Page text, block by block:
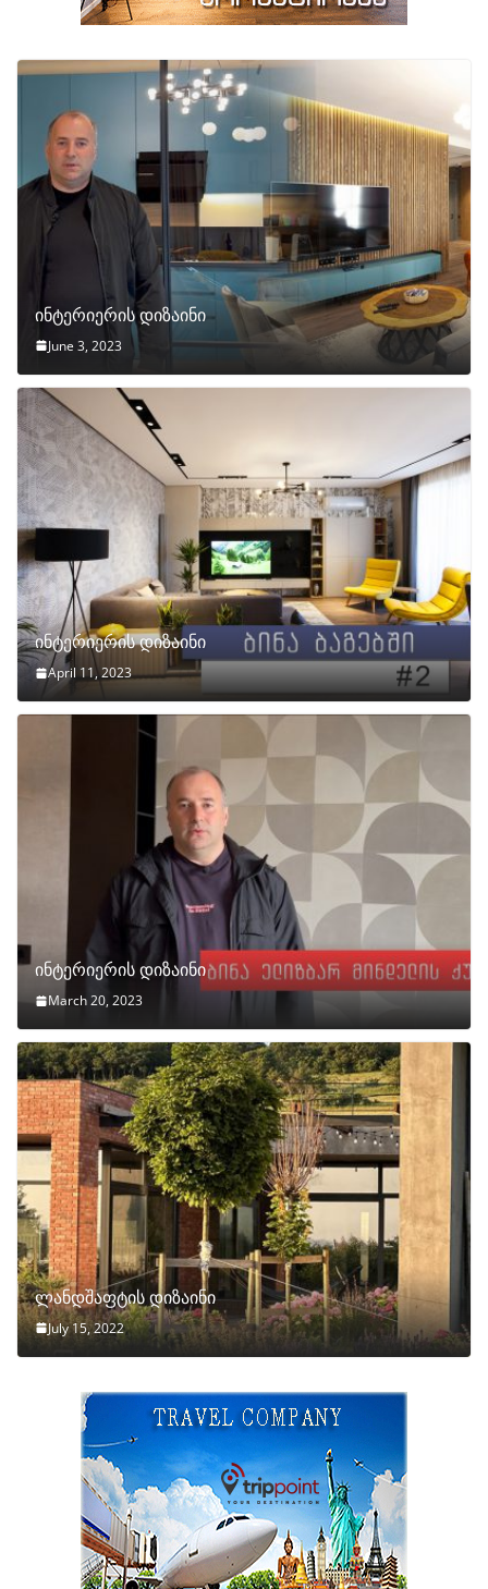
ინტერიერის დიზაინი
June 3, 2023
ინტერიერის დიზაინი
April 11, 2023
ინტერიერის დიზაინი
March 20, 2023
ლანდშაფტის დიზაინი
July 15, 2022